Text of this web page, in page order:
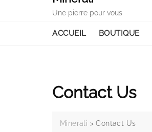
Une pierre pour vous
ACCUEIL BOUTIQUE
Contact Us
Minerali >Contact Us